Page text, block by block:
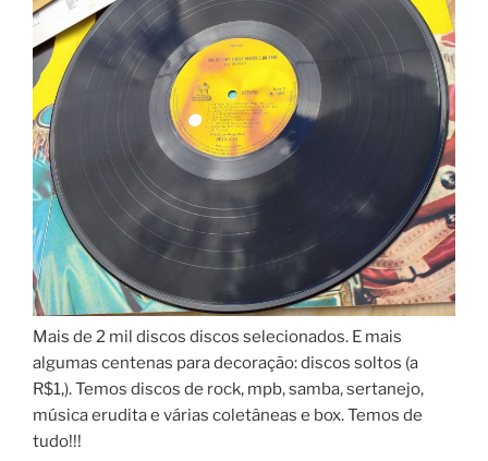
Mais de 2 mil discos discos selecionados. E mais
algumas centenas para decoração: discos soltos (a
R$1,). Temos discos de rock, mpb, samba, sertanejo,
música erudita e várias coletâneas e box. Temos de
tudo!!!